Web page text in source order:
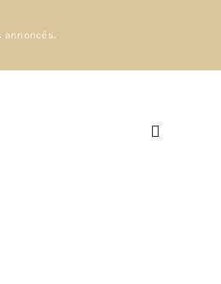
annoncés.